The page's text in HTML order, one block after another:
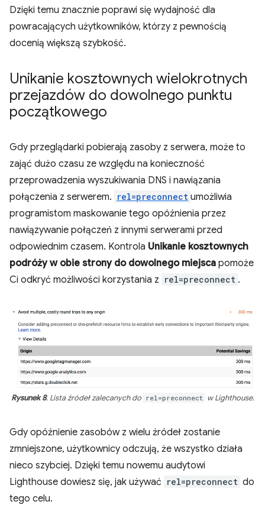
Dzięki temu znacznie poprawi się wydajność dla
powracających użytkowników, którzy z pewnością
docenią większą szybkość.
Unikanie kosztownych wielokrotnych
przejazdów do dowolnego punktu
początkowego
Gdy przeglądarki pobierają zasoby z serwera, może to
zająć dużo czasu ze względu na konieczność
przeprowadzenia wyszukiwania DNS i nawiązania
połączenia z serwerem. rel=preconnect umożliwia
programistom maskowanie tego opóźnienia przez
nawiązywanie połączeń z innymi serwerami przed
odpowiednim czasem. Kontrola Unikanie kosztownych
podróży w obie strony do dowolnego miejsca pomoże
Ci odkryć możliwości korzystania z rel=preconnect .
Rysunek 8. Lista źródeł zalecanych do rel=preconnect w Lighthouse.
Gdy opóźnienie zasobów z wielu źródeł zostanie
zmniejszone, użytkownicy odczują, że wszystko działa
nieco szybciej. Dzięki temu nowemu audytowi
Lighthouse dowiesz się, jak używać rel=preconnect do
tego celu.